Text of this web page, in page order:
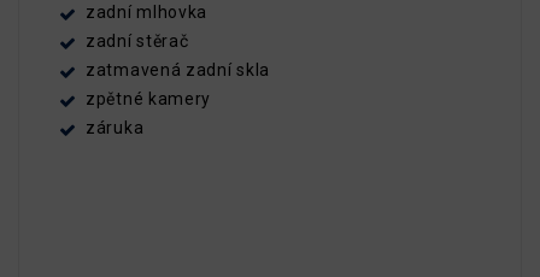
zadní mlhovka
zadní stěrač
zatmavená zadní skla
zpětné kamery
záruka